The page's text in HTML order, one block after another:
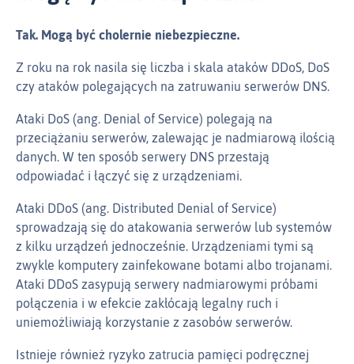
Tak. Mogą być cholernie niebezpieczne.
Z roku na rok nasila się liczba i skala ataków DDoS, DoS
czy ataków polegających na zatruwaniu serwerów DNS.
Ataki DoS (ang. Denial of Service) polegają na
przeciążaniu serwerów, zalewając je nadmiarową ilością
danych. W ten sposób serwery DNS przestają
odpowiadać i łączyć się z urządzeniami.
Ataki DDoS (ang. Distributed Denial of Service)
sprowadzają się do atakowania serwerów lub systemów
z kilku urządzeń jednocześnie. Urządzeniami tymi są
zwykle komputery zainfekowane botami albo trojanami.
Ataki DDoS zasypują serwery nadmiarowymi próbami
połączenia i w efekcie zakłócają legalny ruch i
uniemożliwiają korzystanie z zasobów serwerów.
Istnieje również ryzyko zatrucia pamięci podręcznej